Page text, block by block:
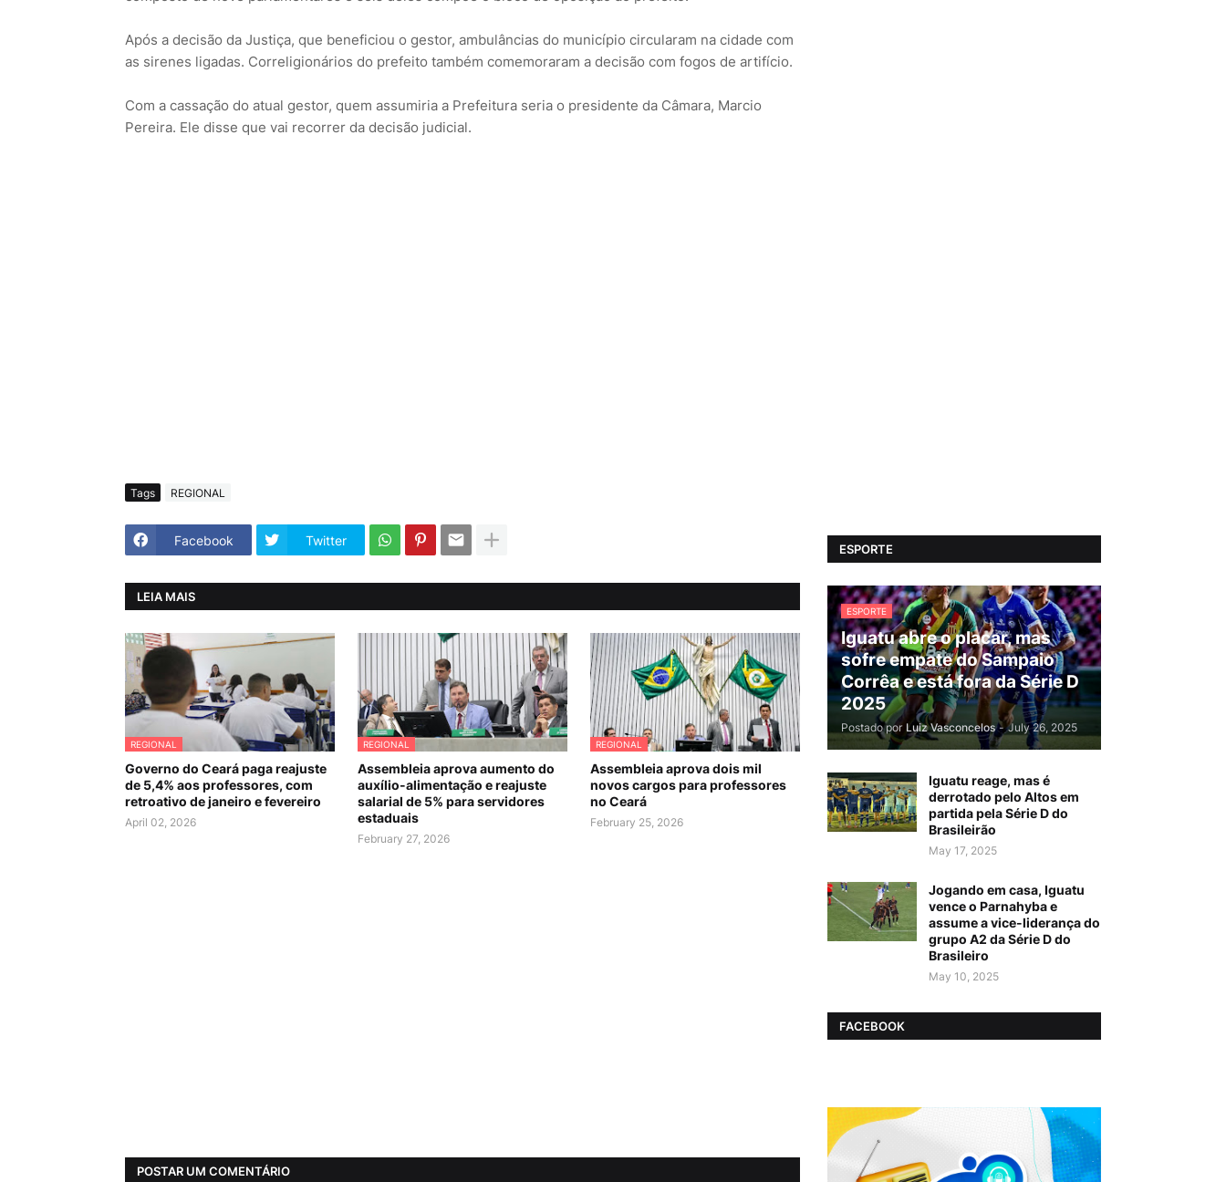
Após a decisão da Justiça, que beneficiou o gestor, ambulâncias do município circularam na cidade com
as sirenes ligadas. Correligionários do prefeito também comemoraram a decisão com fogos de artifício.
Com a cassação do atual gestor, quem assumiria a Prefeitura seria o presidente da Câmara, Marcio
Pereira. Ele disse que vai recorrer da decisão judicial.
Tags REGIONAL
Facebook Twitter
LEIA MAIS
REGIONAL
Governo do Ceará paga reajuste
de 5,4% aos professores, com
retroativo de janeiro e fevereiro
April 02, 2026
REGIONAL
Assembleia aprova aumento do
auxílio-alimentação e reajuste
salarial de 5% para servidores
estaduais
February 27, 2026
REGIONAL
Assembleia aprova dois mil
novos cargos para professores
no Ceará
February 25, 2026
POSTAR UM COMENTÁRIO
ESPORTE
ESPORTE
Iguatu abre o placar, mas
sofre empate do Sampaio
Corrêa e está fora da Série D
2025
Postado por Luiz Vasconcelos - July 26, 2025
Iguatu reage, mas é
derrotado pelo Altos em
partida pela Série D do
Brasileirão
May 17, 2025
Jogando em casa, Iguatu
vence o Parnahyba e
assume a vice-liderança do
grupo A2 da Série D do
Brasileiro
May 10, 2025
FACEBOOK